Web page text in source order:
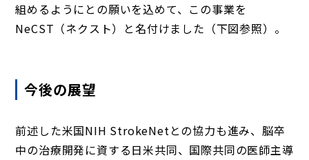
組めるようにとの願いを込めて、この事業を
NeCST（ネクスト）と名付けました（下図参照）。
今後の展望
前述した米国NIH StrokeNetとの協力も進み、脳卒
中の治療開発に資する日米共同、国際共同の医師主導